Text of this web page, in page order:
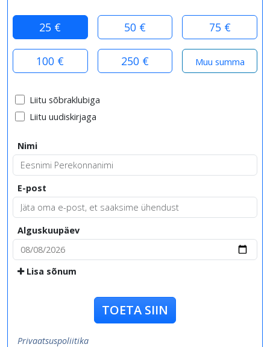
25 € 50 € 75 €
100 € 250 €
Liitu sõbraklubiga
Liitu uudiskirjaga
Nimi
E-post
Alguskuupäev
Lisa sõnum
TOETA SIIN
Privaatsuspoliitika